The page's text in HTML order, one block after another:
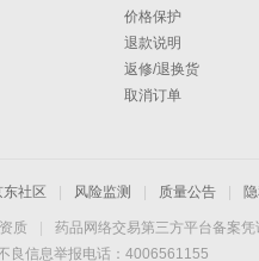
价格保护
退款说明
返修/退换货
取消订单
东社区 风险监测 质量公告
质 药品网络交易第三方平台备案凭
良信息举报电话：4006561155